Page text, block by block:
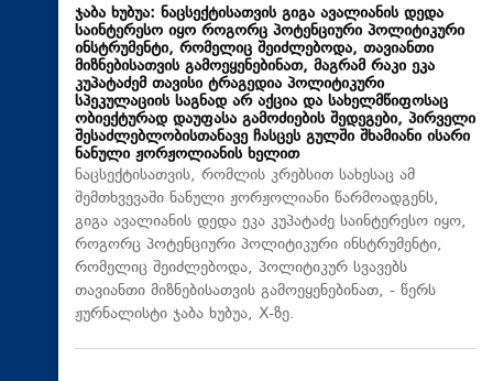
ჯაბა ხუბუა: ნაცსექტისათვის გიგა ავალიანის დედა
საინტერესო იყო როგორც პოტენციური პოლიტიკური
ინსტრუმენტი, რომელიც შეიძლებოდა, თავიანთი
მიზნებისათვის გამოეყენებინათ, მაგრამ რაკი ეკა
კუპატაძემ თავისი ტრაგედია პოლიტიკური
სპეკულაციის საგნად არ აქცია და სახელმწიფოსაც
ობიექტურად დაუფასა გამოძიების შედეგები, პირველი
შესაძლებლობისთანავე ჩასცეს გულში შხამიანი ისარი
ნანული ჟორჟოლიანის ხელით
ნაცსექტისათვის, რომლის კრებსით სახესაც ამ
შემთხვევაში ნანული ჟორჟოლიანი წარმოადგენს,
გიგა ავალიანის დედა ეკა კუპატაძე საინტერესო იყო,
როგორც პოტენციური პოლიტიკური ინსტრუმენტი,
რომელიც შეიძლებოდა, პოლიტიკურ სვავებს
თავიანთი მიზნებისათვის გამოეყენებინათ, - წერს
ჟურნალისტი ჯაბა ხუბუა, X-ზე.